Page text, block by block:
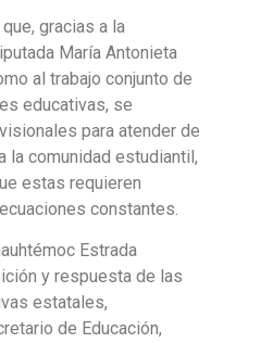
gracias a la
María Antonieta
al trabajo conjunto de
educativas, se
para atender de
la comunidad estudiantil,
estas requieren
constantes.
Estrada
y respuesta de las
estatales,
de Educación,